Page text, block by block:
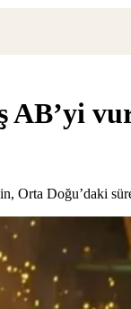
AB’yi
Orta Doğu’daki